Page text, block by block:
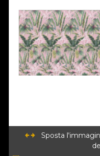
Sposta